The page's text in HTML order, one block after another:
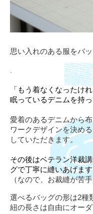
思い入れのある服をバ
「もう着なくなったけ
眠っているデニムを持
愛着のあるデニムから
ワークデザインを決め
していただきます。
その後はベテラン洋裁
グで丁寧に縫いあげま
（なので、お裁縫が苦
選べるバッグの形は2種
紐の長さは自由にオー